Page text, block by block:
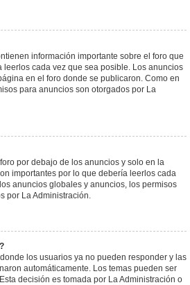
información importante sobre el foro que
cada vez que sea posible. Los anuncios
en el foro donde se publicaron. Como en
para anuncios son otorgados por La
por debajo de los anuncios y solo en la
importantes por lo que debería leerlos cada
anuncios globales y anuncios, los permisos
por La Administración.
los usuarios ya no pueden responder y las
automáticamente. Los temas pueden ser
decisión es tomada por La Administración o